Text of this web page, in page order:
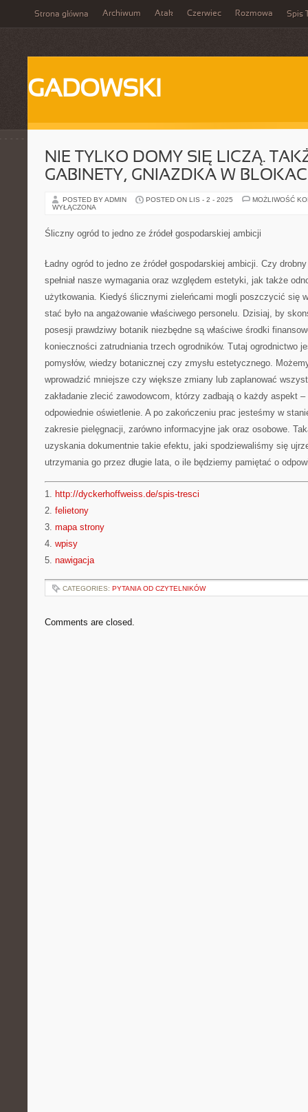
Strona główna Archiwum Atak Czerwiec Rozmowa Spis
GADOWSKI
NIE TYLKO DOMY SIĘ LICZĄ.
GABINETY, GNIAZDKA W
POSTED BY ADMIN POSTED ON LIS - 2 - 2025
MOŻLIWOŚĆ
WYŁĄCZONA
Śliczny ogród to jedno ze źródeł gospodarskiej ambicji
Ładny ogród to jedno ze źródeł gospodarskiej ambicji. Czy
spełniał nasze wymagania oraz względem estetyki, jak także
użytkowania. Kiedyś ślicznymi zieleńcami mogli poszczycić się
stać było na angażowanie właściwego personelu. Dzisiaj, by
posesji prawdziwy botanik niezbędne są właściwe środki
konieczności zatrudniania trzech ogrodników. Tutaj ogrodnictwo
pomysłów, wiedzy botanicznej czy zmysłu estetycznego.
wprowadzić mniejsze czy większe zmiany lub zaplanować
zakładanie zlecić zawodowcom, którzy zadbają o każdy aspekt
odpowiednie oświetlenie. A po zakończeniu prac jesteśmy w
zakresie pielęgnacji, zarówno informacyjne jak oraz osobowe.
uzyskania dokumentnie takie efektu, jaki spodziewaliśmy się
utrzymania go przez długie lata, o ile będziemy pamiętać o
1. http://dyckerhoffweiss.de/spis-tresci
2. felietony
3. mapa strony
4. wpisy
5. nawigacja
CATEGORIES: PYTANIA OD CZYTELNIKÓW
Comments are closed.